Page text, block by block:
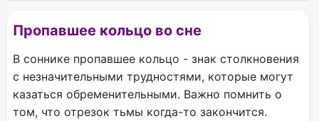
Пропавшее кольцо во сне
В соннике пропавшее кольцо - знак столкновения
с незначительными трудностями, которые могут
казаться обременительными. Важно помнить о
том, что отрезок тьмы когда-то закончится.